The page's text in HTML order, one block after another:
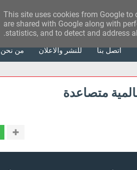
من نحن للنشر والاعلان أتصل بنا
متصاعدة
This site uses cookies from Google to
are shared with Google along with
statistics, and to detect and address